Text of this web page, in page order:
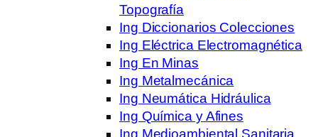
Topografía
Ing Diccionarios Colecciones
Ing Eléctrica Electromagnética
Ing En Minas
Ing Metalmecánica
Ing Neumática Hidráulica
Ing Química y Afines
Ing Medioambiental Sanitaria